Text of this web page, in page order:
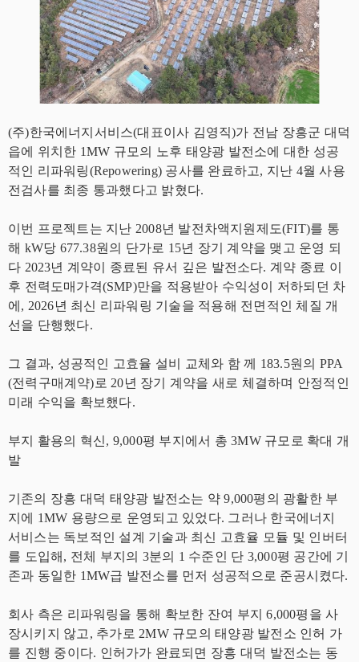
(주)한국에너지서비스(대표이사 김영직)가 전남 장흥군 대덕
읍에 위치한 1MW 규모의 노후 태양광 발전소에 대한 성공
적인 리파워링(Repowering) 공사를 완료하고, 지난 4월 사용
전검사를 최종 통과했다고 밝혔다.
이번 프로젝트는 지난 2008년 발전차액지원제도(FIT)를 통
해 kW당 677.38원의 단가로 15년 장기 계약을 맺고 운영 되
다 2023년 계약이 종료된 유서 깊은 발전소다. 계약 종료 이
후 전력도매가격(SMP)만을 적용받아 수익성이 저하되던 차
에, 2026년 최신 리파워링 기술을 적용해 전면적인 체질 개
선을 단행했다.
그 결과, 성공적인 고효율 설비 교체와 함 께 183.5원의 PPA
(전력구매계약)로 20년 장기 계약을 새로 체결하며 안정적인
미래 수익을 확보했다.
부지 활용의 혁신, 9,000평 부지에서 총 3MW 규모로 확대 개
발
기존의 장흥 대덕 태양광 발전소는 약 9,000평의 광활한 부
지에 1MW 용량으로 운영되고 있었다. 그러나 한국에너지
서비스는 독보적인 설계 기술과 최신 고효율 모듈 및 인버터
를 도입해, 전체 부지의 3분의 1 수준인 단 3,000평 공간에 기
존과 동일한 1MW급 발전소를 먼저 성공적으로 준공시켰다.
회사 측은 리파워링을 통해 확보한 잔여 부지 6,000평을 사
장시키지 않고, 추가로 2MW 규모의 태양광 발전소 인허 가
를 진행 중이다. 인허가가 완료되면 장흥 대덕 발전소는 동